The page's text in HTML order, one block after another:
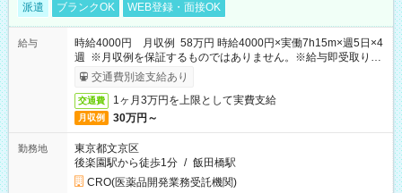
派遣 ブランクOK WEB登録・面接OK
給与
時給4000円 月収例 58万円 時給4000円×実働7h15m×週5日×4
週 ※月収例を保証するものではありません。※給与即受取りサ
ービス利用可（利用条件有）
交通費別途支給あり
交通費 1ヶ月3万円を上限として実費支給
月収例 30万円～
勤務地
東京都文京区
後楽園駅から徒歩1分 / 飯田橋駅
CRO(医薬品開発業務受託機関)